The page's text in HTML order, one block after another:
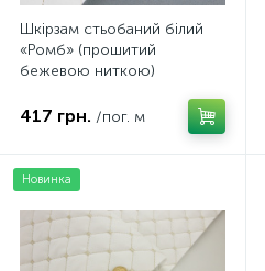
Шкірзам стьобаний білий
«Ромб» (прошитий
бежевою ниткою)
флізеліном, ширина 135см
417 грн. /пог. м
Новинка